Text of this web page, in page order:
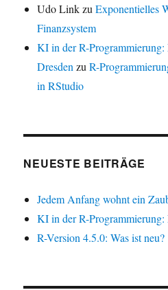
Udo LinkzuExponentielles
Finanzsystem
KI in der R-Programmierung:
Dresden zuR-
in RStudio
NEUESTE BEITRÄGE
Jedem Anfang wohnt ein
KI in der R-Programmierung:
R-Version 4.5.0: Was ist neu?